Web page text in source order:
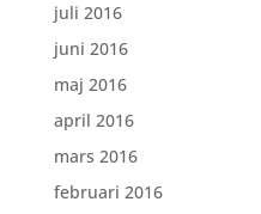
juli 2016
juni 2016
maj 2016
april 2016
mars 2016
februari 2016